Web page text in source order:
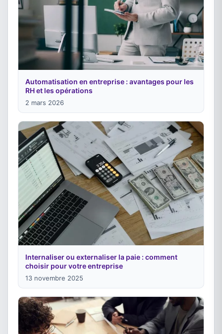
Automatisation en entreprise : avantages pour les
RH et les opérations
2 mars 2026
Internaliser ou externaliser la paie : comment
choisir pour votre entreprise
13 novembre 2025